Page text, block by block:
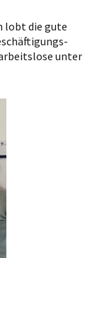
lobt die gute
unter